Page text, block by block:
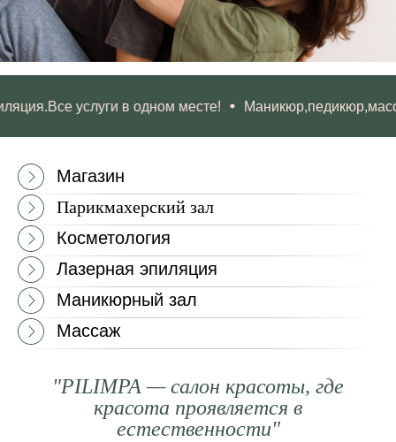
услуги в одном месте!
Магазин
Парикмахерский зал
Косметология
Лазерная эпиляция
Маникюрный зал
Массаж
"PILIMPA — салон красоты, где
красота проявляется в
естественности"